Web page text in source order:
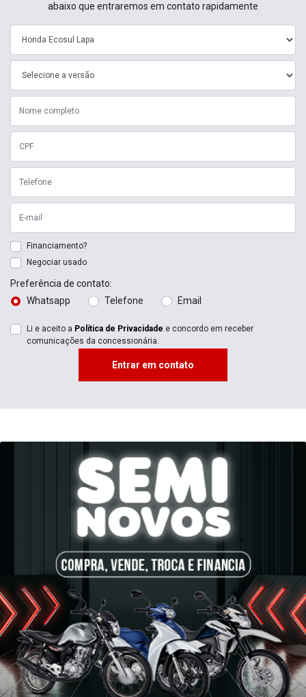
abaixo que entraremos em contato rapidamente
Financiamento?
Negociar usado
Preferência de contato:
Whatsapp
Telefone Email
Li e aceito a Política de Privacidade e concordo em receber
comunicações da concessionária.
Entrar em contato